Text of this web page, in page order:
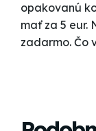
opakovanú
mať za 5 eur.
zadarmo. Čo